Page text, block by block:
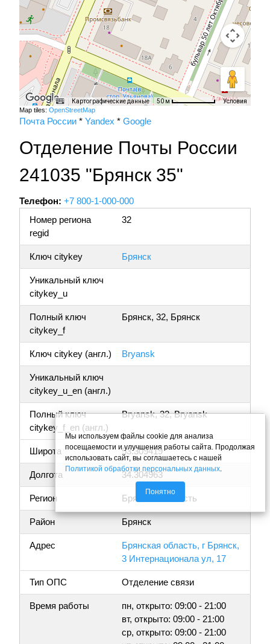
Картографические данные 50 м Условия
Map tiles: OpenStreetMap
Почта России * Yandex * Google
Отделение Почты России
241035 "Брянск 35"
Телефон: +7 800-1-000-000
Номер региона
regid
32
Ключ citykey Брянск
Уникальный ключ
citykey_u
Полный ключ
citykey_f
Брянск, 32, Брянск
Ключ citykey (англ.) Bryansk
Уникальный ключ
citykey_u_en (англ.)
Полный ключ
citykey_f_en (англ.)
Bryansk, 32, Bryansk
Широта 53.309419
Долгота 34.304963
Регион Брянская область
Район Брянск
Адрес
Брянская область, г Брянск,
3 Интернационала ул, 17
Тип ОПС Отделение связи
Время работы
пн, открыто: 09:00 - 21:00
вт, открыто: 09:00 - 21:00
ср, открыто: 09:00 - 21:00
Мы используем файлы cookie для анализа
посещаемости и улучшения работы сайта. Продолжая
использовать сайт, вы соглашаетесь с нашей
Политикой обработки персональных данных
Понятно